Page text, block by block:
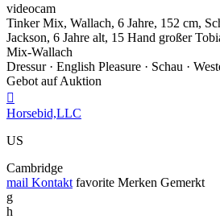
videocam
Tinker Mix, Wallach, 6 Jahre, 152 cm,
Jackson, 6 Jahre alt, 15 Hand großer
Mix-Wallach
Dressur · English Pleasure · Schau ·
Gebot auf Auktion

Horsebid,LLC
US
Cambridge
mail Kontakt favorite Merken Gemerkt
g
h